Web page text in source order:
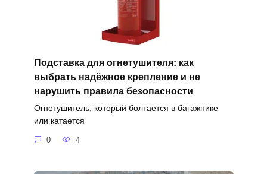
Подставка для огнетушителя: как
выбрать надёжное крепление и не
нарушить правила безопасности
Огнетушитель, который болтается в багажнике
или катается
0 4